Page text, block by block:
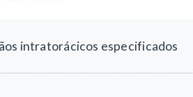
intratorácicos especificados